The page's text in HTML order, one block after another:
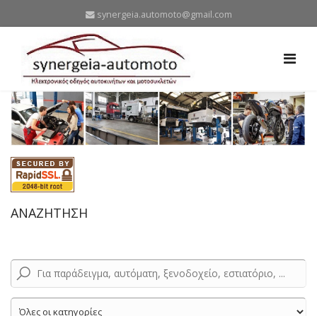
synergeia.automoto@gmail.com
ΑΝΑΖΗΤΗΣΗ